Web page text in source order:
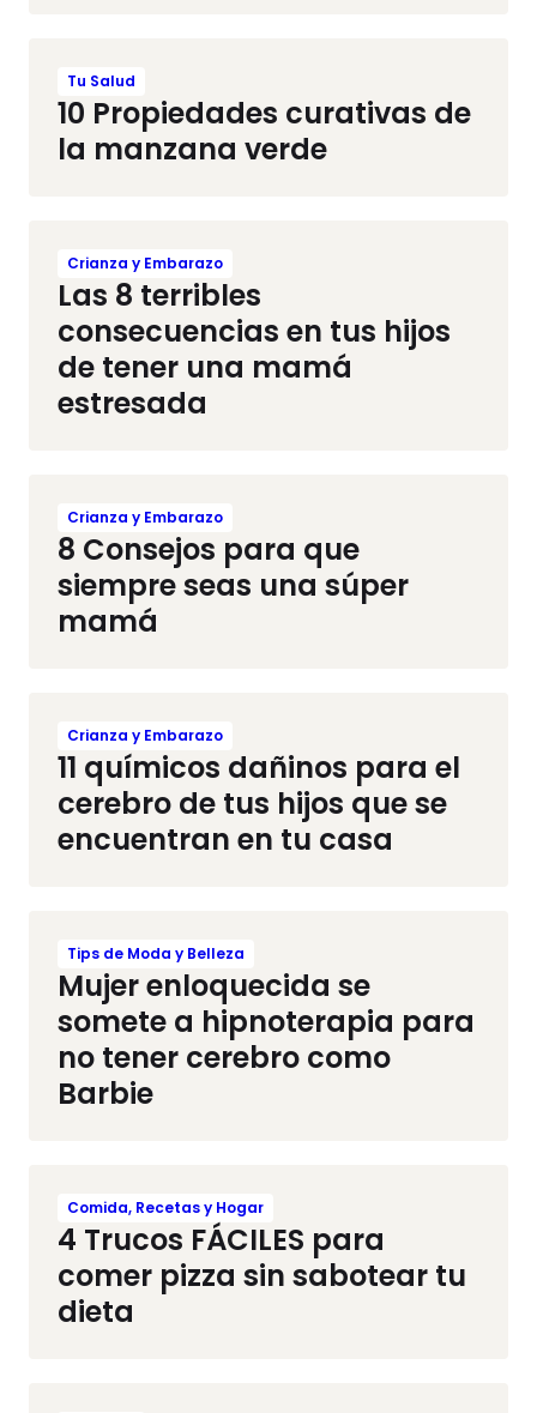
Tu Salud
10 Propiedades curativas de
la manzana verde
Crianza y Embarazo
Las 8 terribles
consecuencias en tus hijos
de tener una mamá
estresada
Crianza y Embarazo
8 Consejos para que
siempre seas una súper
mamá
Crianza y Embarazo
11 químicos dañinos para el
cerebro de tus hijos que se
encuentran en tu casa
Tips de Moda y Belleza
Mujer enloquecida se
somete a hipnoterapia para
no tener cerebro como
Barbie
Comida, Recetas y Hogar
4 Trucos FÁCILES para
comer pizza sin sabotear tu
dieta